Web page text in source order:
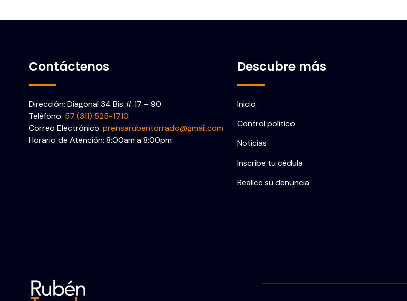
Contáctenos
Dirección: Diagonal 34 Bis # 17 – 90
Teléfono: 57 (311) 525-1710
Correo Electrónico: prensarubentorrado@gmail.com
Horario de Atención: 8:00am a 8:00pm
Descubre más
Inicio
Control político
Noticias
Inscribe tu cédula
Realice su denuncia